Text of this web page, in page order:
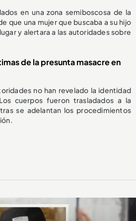
en una zona semiboscosa de la
que una mujer que buscaba a su hijo
y alertara a las autoridades sobre
de la presunta masacre en
no han revelado la identidad
cuerpos fueron trasladados a la
se adelantan los procedimientos